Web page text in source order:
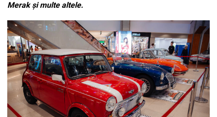
Merak și multe altele.